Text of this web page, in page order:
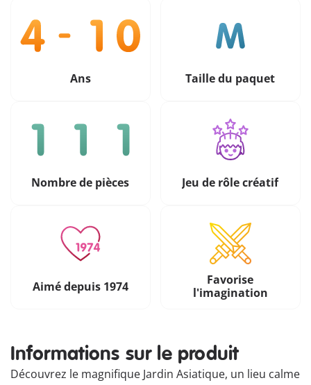
Ans Taille du paquet
Nombre de pièces Jeu de rôle créatif
Aimé depuis 1974
Favorise
l'imagination
Informations sur le produit
Découvrez le magnifique Jardin Asiatique, un lieu calme